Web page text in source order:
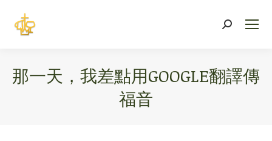
Search:
那一天，我差點用GOOGLE翻譯傳
福音